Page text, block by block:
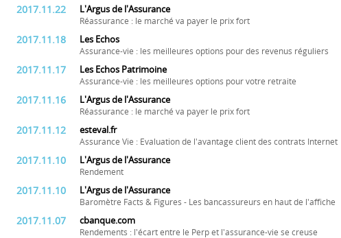
2017.11.22 L'Argus de l'Assurance
Réassurance : le marché va payer le prix fort
2017.11.18 Les Echos
Assurance-vie : les meilleures options pour des revenus réguliers
2017.11.17 Les Echos Patrimoine
Assurance-vie : les meilleures options pour votre retraite
2017.11.16 L'Argus de l'Assurance
Réassurance : le marché va payer le prix fort
2017.11.12 esteval.fr
Assurance Vie : Evaluation de l'avantage client des contrats Internet
2017.11.10 L'Argus de l'Assurance
Rendement
2017.11.10 L'Argus de l'Assurance
Baromètre Facts & Figures - Les bancassureurs en haut de l'affiche
2017.11.07 cbanque.com
Rendements : l'écart entre le Perp et l'assurance-vie se creuse